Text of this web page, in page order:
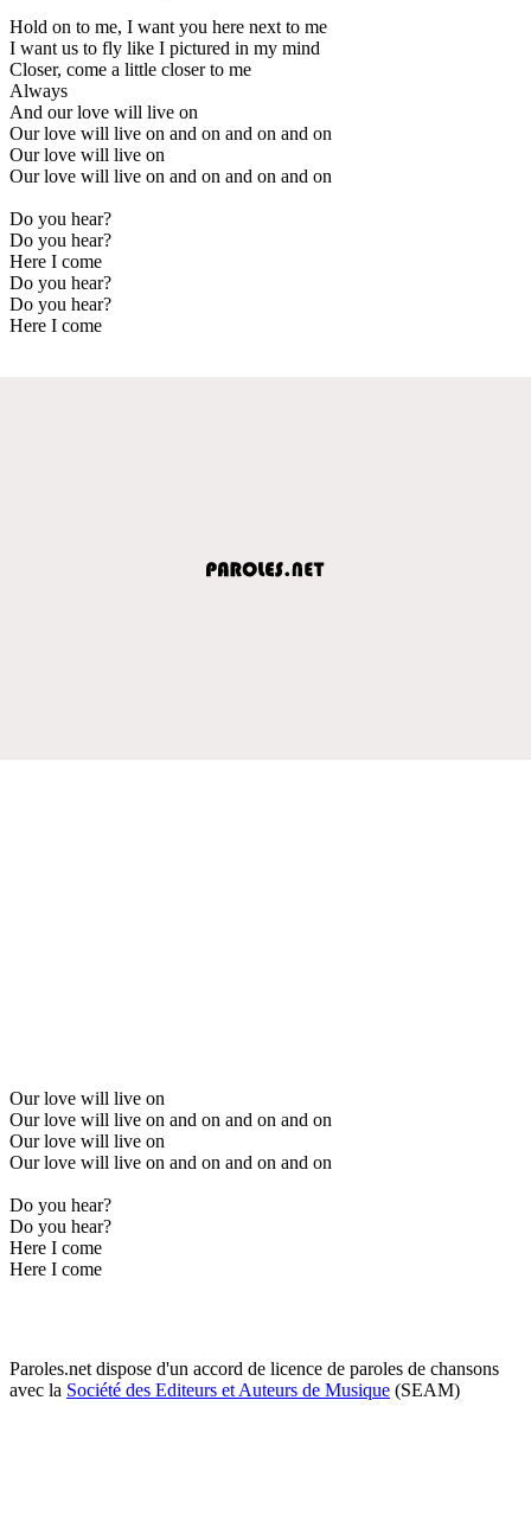
Hold on to me, I want you here next to me
I want us to fly like I pictured in my mind
Closer, come a little closer to me
Always
And our love will live on
Our love will live on and on and on and on
Our love will live on
Our love will live on and on and on and on
Do you hear?
Do you hear?
Here I come
Do you hear?
Do you hear?
Here I come
Our love will live on
Our love will live on and on and on and on
Our love will live on
Our love will live on and on and on and on
Do you hear?
Do you hear?
Here I come
Here I come
Paroles.net dispose d'un accord de licence de paroles de chansons
avec la Société des Editeurs et Auteurs de Musique (SEAM)